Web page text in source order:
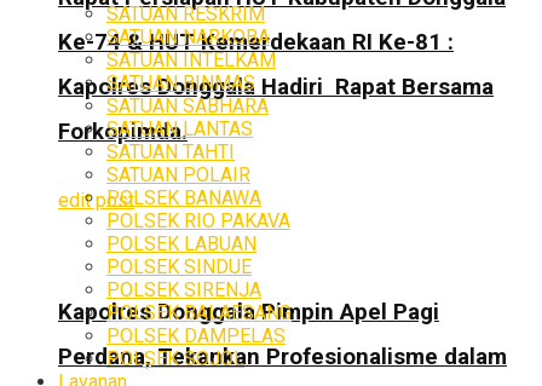
Ke-74 & HUT Kemerdekaan RI Ke-81 :
Kapolres Donggala Hadiri Rapat Bersama
Forkopimda.
edit post
Kapolres Donggala Pimpin Apel Pagi
Perdana, Tekankan Profesionalisme dalam
SATUAN RESKRIM
SATUAN NARKOBA
SATUAN INTELKAM
SATUAN BINMAS
SATUAN SABHARA
SATUAN LANTAS
SATUAN TAHTI
SATUAN POLAIR
POLSEK BANAWA
POLSEK RIO PAKAVA
POLSEK LABUAN
POLSEK SINDUE
POLSEK SIRENJA
POLSEK BALAESANG
POLSEK DAMPELAS
POLSEK SOJOL